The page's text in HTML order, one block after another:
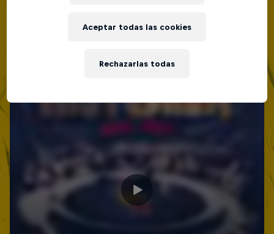
Rechazarlas todas
Aceptar todas las cookies